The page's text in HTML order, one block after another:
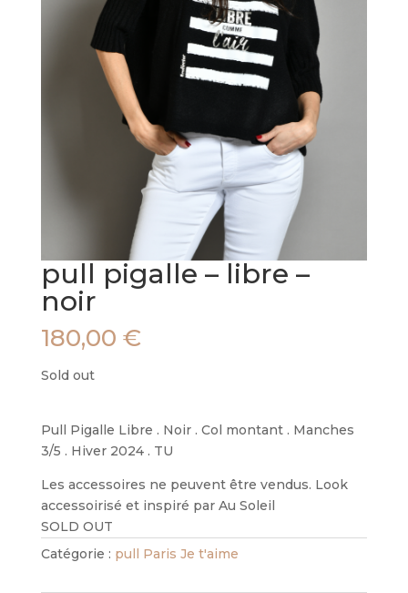
pull pigalle – libre –
noir
180,00 €
Sold out
Pull Pigalle Libre . Noir . Col montant . Manches
3/5 . Hiver 2024 . TU
Les accessoires ne peuvent être vendus. Look
accessoirisé et inspiré par Au Soleil
SOLD OUT
Catégorie : pull Paris Je t'aime